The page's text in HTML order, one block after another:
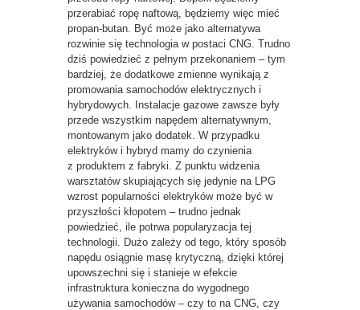
przerabiać ropę naftową, będziemy więc mieć
propan-butan. Być może jako alternatywa
rozwinie się technologia w postaci CNG. Trudno
dziś powiedzieć z pełnym przekonaniem – tym
bardziej, że dodatkowe zmienne wynikają z
promowania samochodów elektrycznych i
hybrydowych. Instalacje gazowe zawsze były
przede wszystkim napędem alternatywnym,
montowanym jako dodatek. W przypadku
elektryków i hybryd mamy do czynienia
z produktem z fabryki. Z punktu widzenia
warsztatów skupiających się jedynie na LPG
wzrost popularności elektryków może być w
przyszłości kłopotem – trudno jednak
powiedzieć, ile potrwa popularyzacja tej
technologii. Dużo zależy od tego, który sposób
napędu osiągnie masę krytyczną, dzięki której
upowszechni się i stanieje w efekcie
infrastruktura konieczna do wygodnego
używania samochodów – czy to na CNG, czy